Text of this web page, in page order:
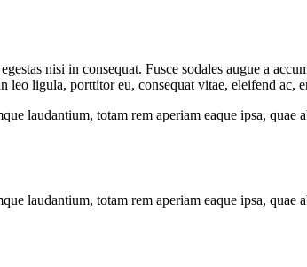
nisi in consequat. Fusce sodales augue a
leo ligula, porttitor eu, consequat vitae, eleifend ac,
laudantium, totam rem aperiam eaque ipsa,
laudantium, totam rem aperiam eaque ipsa,